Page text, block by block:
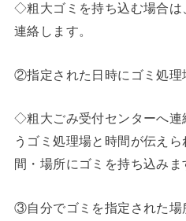
◇粗大ゴミを持ち込む場合は
連絡します。
②指定された日時にゴミ処理
◇粗大ごみ受付センターへ連
うゴミ処理場と時間が伝え
間・場所にゴミを持ち込みま
③自分でゴミを指定された場